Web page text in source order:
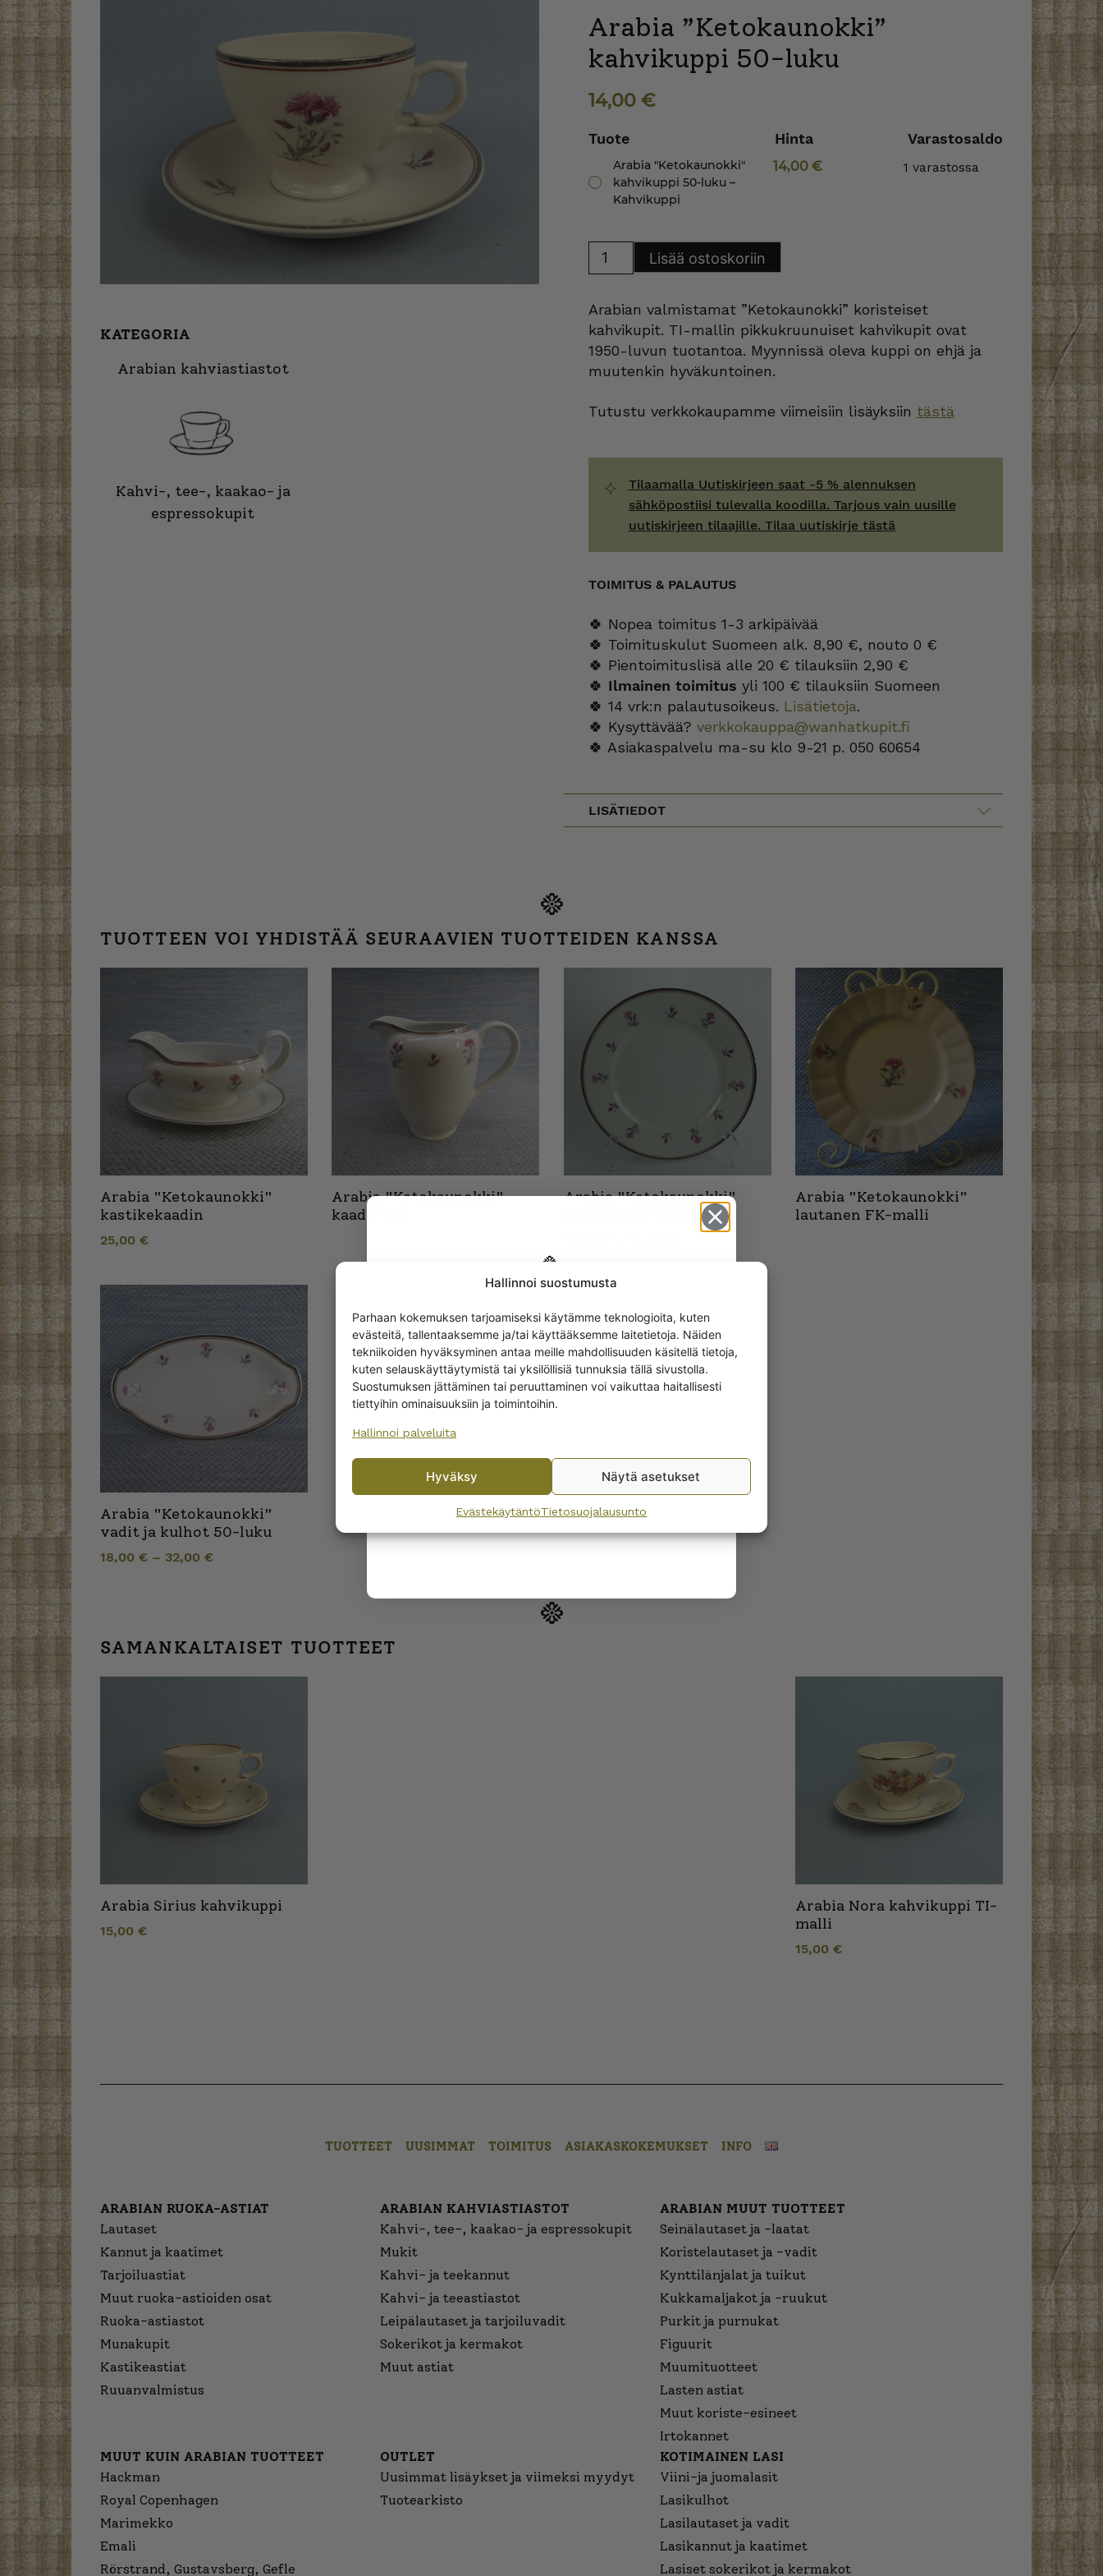
Hallinnoi suostumusta
Parhaan kokemuksen tarjoamiseksi käytämme teknologioita, kuten
evästeitä, tallentaaksemme ja/tai käyttääksemme laitetietoja. Näiden
tekniikoiden hyväksyminen antaa meille mahdollisuuden käsitellä tietoja,
kuten selauskäyttäytymistä tai yksilöllisiä tunnuksia tällä sivustolla.
Suostumuksen jättäminen tai peruuttaminen voi vaikuttaa haitallisesti
tiettyihin ominaisuuksiin ja toimintoihin.
Hallinnoi palveluita
Hyväksy Näytä asetukset
EvästekäytäntöTietosuojalausunto
KATEGORIA
Arabian kahviastiastot
Kahvi-, tee-, kaakao- ja
espressokupit
Arabia ”Ketokaunokki”
kahvikuppi 50-luku
14,00 €
Tuote Hinta Varastosaldo
Arabia "Ketokaunokki"
kahvikuppi 50-luku –
Kahvikuppi
14,00 € 1 varastossa
"Ketokaunokki"
määrä
Lisää ostoskoriin
Arabian valmistamat ”Ketokaunokki” koristeiset
kahvikupit. TI-mallin pikkukruunuiset kahvikupit ovat
1950-luvun tuotantoa. Myynnissä oleva kuppi on ehjä ja
muutenkin hyväkuntoinen.
Tutustu verkkokaupamme viimeisiin lisäyksiin tästä
Tilaamalla Uutiskirjeen saat -5 % alennuksen
sähköpostiisi tulevalla koodilla. Tarjous vain uusille
uutiskirjeen tilaajille. Tilaa uutiskirje tästä
TOIMITUS & PALAUTUS
🍀 Nopea toimitus 1-3 arkipäivää
🍀 Toimituskulut Suomeen alk. 8,90 €, nouto 0 €
🍀 Pientoimituslisä alle 20 € tilauksiin 2,90 €
🍀 Ilmainen toimitus yli 100 € tilauksiin Suomeen
🍀 14 vrk:n palautusoikeus. Lisätietoja.
🍀 Kysyttävää? verkkokauppa@wanhatkupit.fi
🍀 Asiakaspalvelu ma-su klo 9-21 p. 050 60654
LISÄTIEDOT
TUOTTEEN VOI YHDISTÄÄ SEURAAVIEN TUOTTEIDEN KANSSA
Arabia "Ketokaunokki"
kastikekaadin
25,00 €
Arabia "Ketokaunokki"
kaadin 1,1 l
Arabia "Ketokaunokki"
Arabia "Ketokaunokki"
lautanen FK-malli
Arabia "Ketokaunokki"
vadit ja kulhot 50-luku
18,00 € – 32,00 €
SAMANKALTAISET TUOTTEET
Arabia Sirius kahvikuppi
15,00 €
Arabia Nora kahvikuppi TI-
malli
15,00 €
TUOTTEET UUSIMMAT TOIMITUS ASIAKASKOKEMUKSET INFO
ARABIAN RUOKA-ASTIAT
Lautaset
Kannut ja kaatimet
Tarjoiluastiat
Muut ruoka-astioiden osat
Ruoka-astiastot
Munakupit
Kastikeastiat
Ruuanvalmistus
ARABIAN KAHVIASTIASTOT
Kahvi-, tee-, kaakao- ja espressokupit
Mukit
Kahvi- ja teekannut
Kahvi- ja teeastiastot
Leipälautaset ja tarjoiluvadit
Sokerikot ja kermakot
Muut astiat
ARABIAN MUUT TUOTTEET
Seinälautaset ja -laatat
Koristelautaset ja -vadit
Kynttilänjalat ja tuikut
Kukkamaljakot ja -ruukut
Purkit ja purnukat
Figuurit
Muumituotteet
Lasten astiat
Muut koriste-esineet
Irtokannet
MUUT KUIN ARABIAN TUOTTEET
Hackman
Royal Copenhagen
Marimekko
Emali
Rörstrand, Gustavsberg, Gefle
OUTLET
Uusimmat lisäykset ja viimeksi myydyt
Tuotearkisto
KOTIMAINEN LASI
Viini-ja juomalasit
Lasikulhot
Lasilautaset ja vadit
Lasikannut ja kaatimet
Lasiset sokerikot ja kermakot
Get -5%
off?
Yes! I want the discount
By subscribing to the newsletter, you consent to receiving messages from
Wanhojen kuppien and confirm that you have read and accepted